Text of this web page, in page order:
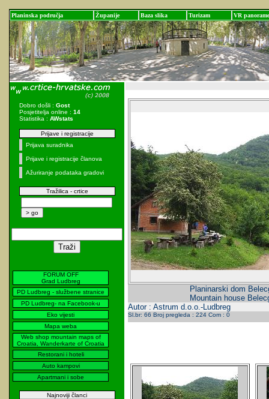
Planinska područja Županije Baza slika Turizam VR panorame
Dobro došli : Gost
Posjetitelja online : 14
Statistika : AWstats
Prijave i registracije
Prijava suradnika
Prijave i registracije članova
Ažuriranje podataka gradovi
Tražilica - crtice
FORUM OFF
Grad Ludbreg
PD Ludbreg - službene stranice
PD Ludbreg- na Facebook-u
Eko vijesti
Mapa weba
Web shop mountain maps of
Croatia, Wanderkarte of Croatia
Restorani i hoteli
Auto kampovi
Apartmani i sobe
Najnoviji članci
Planinarski dom
Mountain house
Autor : Astrum d.o.o.-Ludbreg
Sl.br: 66 Broj pregleda : 224 Com : 0